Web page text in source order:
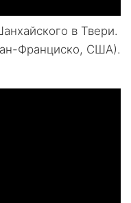
в Твери.
Франциско, США).